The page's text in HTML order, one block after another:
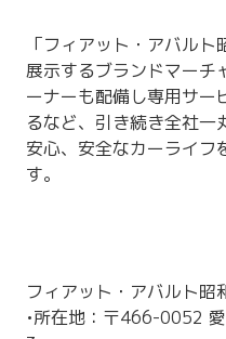
「フィアット・アバル
展示するブランドマーチ
ーナーも配備し専用サー
るなど、引き続き全社一
安心、安全なカーライフ
す。
フィアット・アバルト昭
•所在地：〒466-0052